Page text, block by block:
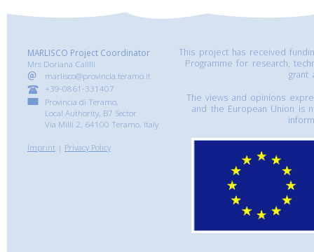
MARLISCO Project Coordinator
Mrs Doriana Calilli
marlisco@provincia.teramo.it
+39-0861-331407
Provincia di Teramo,
Local Authority, B7 Sector
Via Milli 2, 64100 Teramo, Italy
Imprint | Privacy Policy
This project has received
Programme for research,
grant
The views and opinions
and the European Union is